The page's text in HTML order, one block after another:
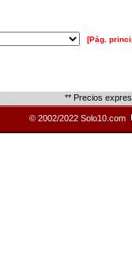
[Pág.
** Precios
© 2002/2022 Solo10.com